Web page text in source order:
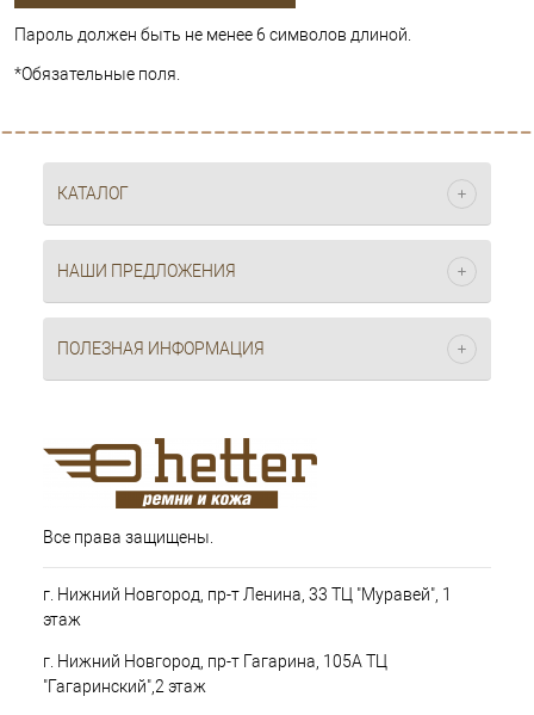
Пароль должен быть не менее 6 символов длиной.
*Обязательные поля.
КАТАЛОГ
НАШИ ПРЕДЛОЖЕНИЯ
ПОЛЕЗНАЯ ИНФОРМАЦИЯ
Все права защищены.
г. Нижний Новгород, пр-т Ленина, 33 ТЦ "Муравей", 1
этаж
г. Нижний Новгород, пр-т Гагарина, 105А ТЦ
"Гагаринский",2 этаж